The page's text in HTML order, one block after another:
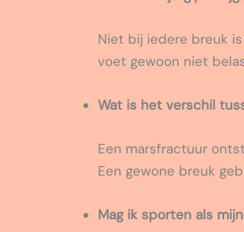
Niet bij iedere breuk
voet gewoon niet
Wat is het verschil
Een marsfractuur
Een gewone breuk
Mag ik sporten als